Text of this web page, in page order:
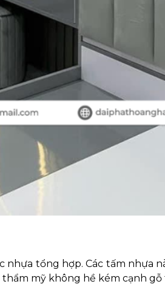
nhựa tổng hợp. Các tấm nhựa
thẩm mỹ không hề kém cạnh